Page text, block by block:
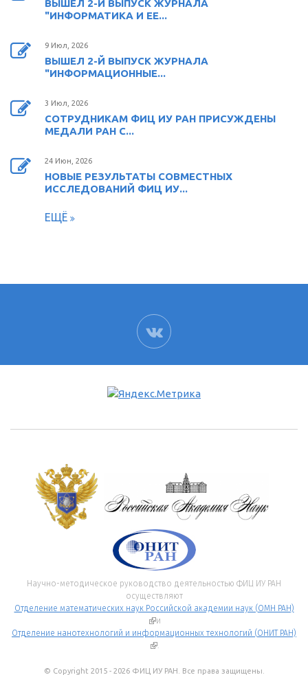
ВЫШЕЛ 2-Й ВЫПУСК ЖУРНАЛА
"ИНФОРМАТИКА И ЕЕ...
9 Июл, 2026
ВЫШЕЛ 2-Й ВЫПУСК ЖУРНАЛА
"ИНФОРМАЦИОННЫЕ...
3 Июл, 2026
СОТРУДНИКАМ ФИЦ ИУ РАН ПРИСУЖДЕНЫ
МЕДАЛИ РАН С...
24 Июн, 2026
НОВЫЕ РЕЗУЛЬТАТЫ СОВМЕСТНЫХ
ИССЛЕДОВАНИЙ ФИЦ ИУ...
ЕЩЁ
ВК
Научно-методическое руководство деятельностью ФИЦ ИУ РАН
осуществляют
Отделение математических наук Российской академии наук (ОМН РАН)
(внешняя ссылка)
и
Отделение нанотехнологий и информационных технологий (ОНИТ РАН)
(внешняя ссылка)
.
© Copyright 2015 - 2026 ФИЦ ИУ РАН. Все права защищены.